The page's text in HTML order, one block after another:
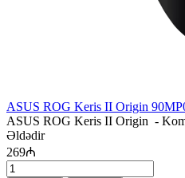
ASUS ROG Keris II Origin
ASUS ROG Keris II Origin -
Əldədir
269₼